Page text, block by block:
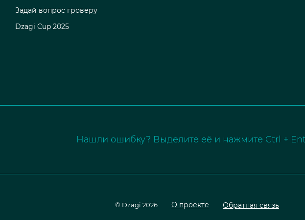
Задай вопрос гроверу
Dzagi Cup 2025
Нашли ошибку? Выделите её и нажмите Ctrl +
© Dzagi 2026 О проекте Обратная связь